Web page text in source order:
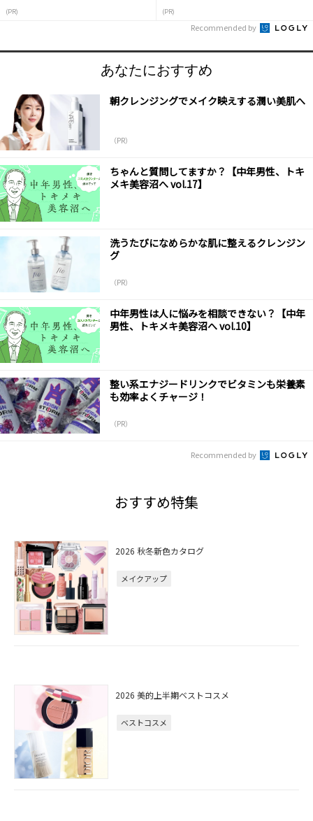
(PR) (PR)
Recommended by
あなたにおすすめ
朝クレンジングでメイク映えする潤い美肌へ
（PR）
ちゃんと質問してますか？【中年男性、トキ
メキ美容沼へ vol.17】
洗うたびになめらかな肌に整えるクレンジン
グ
（PR）
中年男性は人に悩みを相談できない？【中年
男性、トキメキ美容沼へ vol.10】
整い系エナジードリンクでビタミンも栄養素
も効率よくチャージ！
（PR）
Recommended by
おすすめ特集
2026 秋冬新色カタログ
メイクアップ
2026 美的上半期ベストコスメ
ベストコスメ